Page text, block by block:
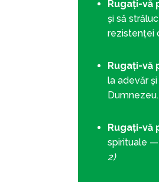
Rugați-vă
și să
rezistenței
Rugați-vă
la adevăr
Dumnezeu.
Rugați-vă
spirituale —
2)